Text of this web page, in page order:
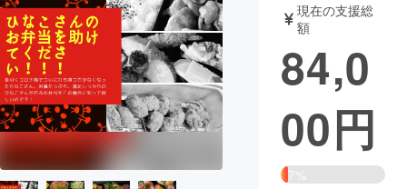
テクノロジー・ガジェット
映像・映画 書籍・雑誌
ビジネス・起業 チャレンジ
まちづくり・地域活性化
現在の支援総
額
84,0
00円
7%